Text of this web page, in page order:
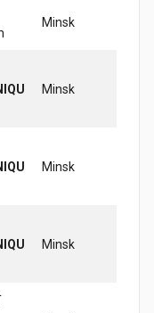
Minsk
Minsk
Minsk
Minsk